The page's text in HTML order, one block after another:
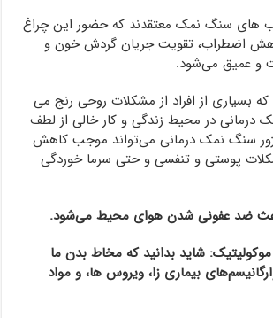
های سنگ نمک معتقدند که حضور این چراغ
اضطراب، تقویت جریان گردش خون و
و عمیق می‌شود.
که بسیاری از افراد از مشکلات روحی رنج می
درمانی در محیط زندگی و کار خالی از لطف
سنگ نمک درمانی می‌تواند موجب کاهش
پوستی و تنفسی و حتی سرما خوردگی
موکولیتیک: شاید بدانید که مخاط بدن ما
بیماری زا، ویروس ها، و مواد